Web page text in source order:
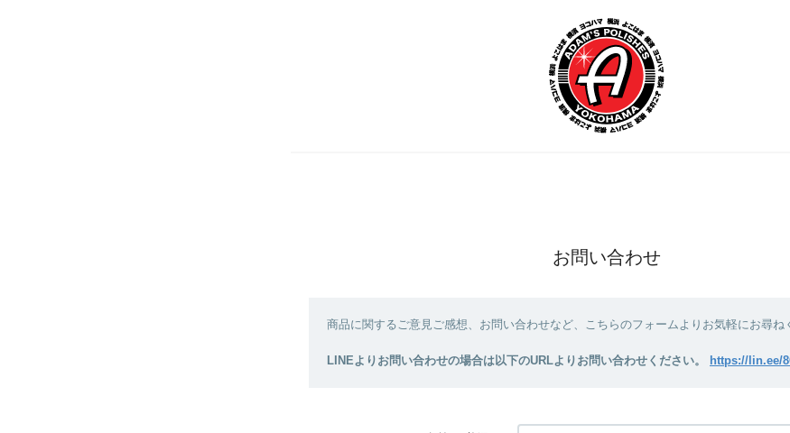
お問い合わせ
商品に関するご意見ご感想、お問い合わせなど、こちらのフォームよりお気軽にお尋ね
LINEよりお問い合わせの場合は以下のURLよりお問い合わせください。 https://lin.ee/